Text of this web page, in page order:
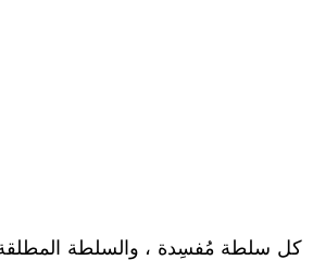
كل سلطة مُفسِدة ، والسلطة